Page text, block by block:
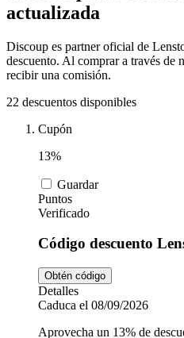
MediaMarkt
Vueling
Tiempo libre
Coches y
Salud y
Animales
actualizada
Discoup es partner oficial de
descuento. Al comprar a través de
recibir una comisión.
22 descuentos disponibles
Cupón
13%
Guardar
Puntos
Verificado
Código descuento
Obtén código
Detalles
Caduca el 08/09/2026
Aprovecha un 13% de